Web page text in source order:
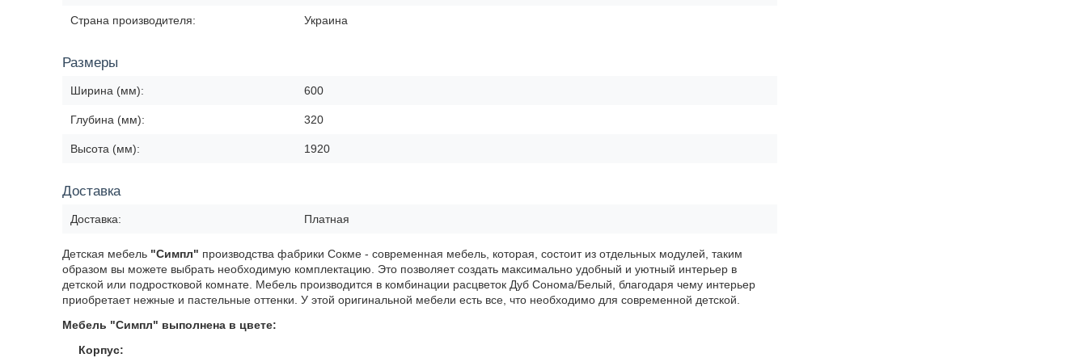
Страна производителя: Украина
Размеры
Ширина (мм): 600
Глубина (мм): 320
Высота (мм): 1920
Доставка
Доставка: Платная
Детская мебель "Симпл" производства фабрики Сокме - современная мебель, которая, состоит из отдельных модулей, таким
образом вы можете выбрать необходимую комплектацию. Это позволяет создать максимально удобный и уютный интерьер в
детской или подростковой комнате. Мебель производится в комбинации расцветок Дуб Сонома/Белый, благодаря чему интерьер
приобретает нежные и пастельные оттенки. У этой оригинальной мебели есть все, что необходимо для современной детской.
Мебель "Симпл" выполнена в цвете:
Корпус: